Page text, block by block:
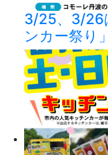
3/25、3/26
ンカー祭り